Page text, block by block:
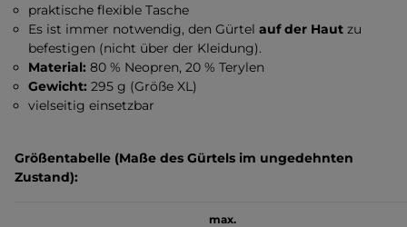
praktische flexible Tasche
Es ist immer notwendig, den Gürtelauf der Haut zu
befestigen (nicht über der Kleidung).
Material: 80 % Neopren, 20 % Terylen
Gewicht: 295 g (Größe XL)
vielseitig einsetzbar
Größentabelle (Maße des Gürtels im ungedehnten
Zustand):
max.